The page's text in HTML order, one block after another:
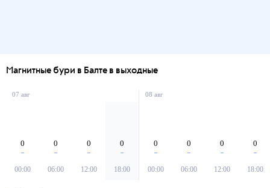
Магнитные бури в Балте в выходные
07 авг
0
00:00
0
06:00
0
12:00
0
18:00
08 авг
0
00:00
0
06:00
0
12:00
0
18:00